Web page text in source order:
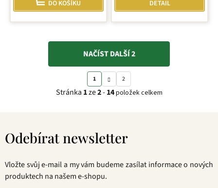
DO KOŠÍKU
z
5
DETAIL
O
v
l
a
c
p
NAČÍST DALŠÍ 2
S
t
r
o
á
1 2
Stránka 1ze2-14položek celkem
Odebírat newsletter
Vložte svůj e-mail a my vám budeme zasílat informace o nových
produktech na našem e-shopu.